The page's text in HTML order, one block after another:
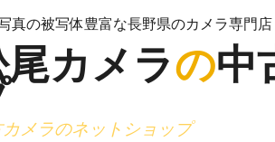
真の被写体豊富な長野県のカメラ専門店
カメラの中
カメラのネットショップ